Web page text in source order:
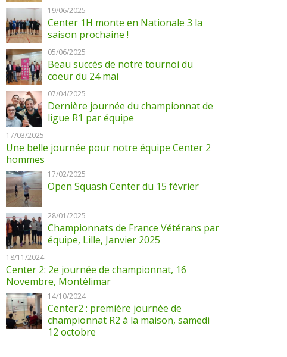
19/06/2025
Center 1H monte en Nationale 3 la
saison prochaine !
05/06/2025
Beau succès de notre tournoi du
coeur du 24 mai
07/04/2025
Dernière journée du championnat de
ligue R1 par équipe
17/03/2025
Une belle journée pour notre équipe Center 2
hommes
17/02/2025
Open Squash Center du 15 février
28/01/2025
Championnats de France Vétérans par
équipe, Lille, Janvier 2025
18/11/2024
Center 2: 2e journée de championnat, 16
Novembre, Montélimar
14/10/2024
Center2 : première journée de
championnat R2 à la maison, samedi
12 octobre